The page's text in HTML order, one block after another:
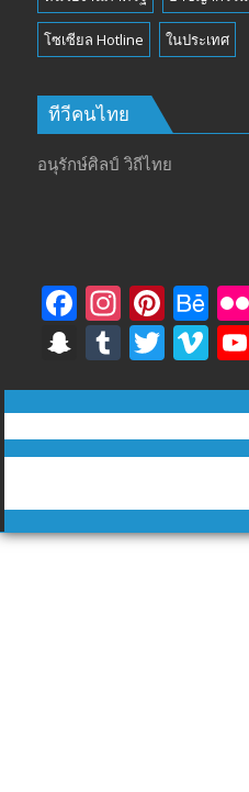
โซเซียล Hotline ในประเทศ
ทีวีคนไทย
อนุรักษ์ศิลป์ วิถีไทย
F
ac
e
b
o
k
In
st
a
gr
a
Pi
nt
er
e
st
B
e
h
a
n
e
S
n
a
p
h
at
T
u
m
bl
T
w
itt
er
Vi
m
e
o